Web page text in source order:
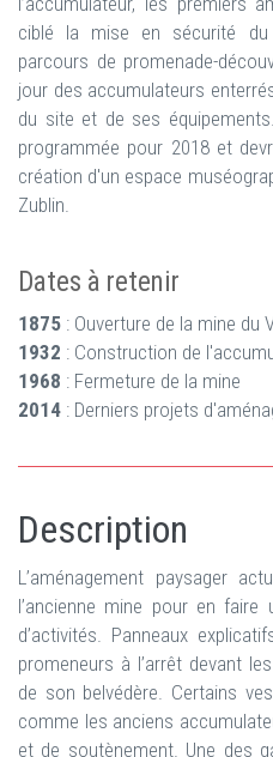
ciblé la mise en sécurité
parcours de promenade-
jour des accumulateurs
du site et de ses
programmée pour 2018 et
création d'un espace
Zublin.
Dates à retenir
1875 : Ouverture de la mine du
1932 : Construction de
1968 : Fermeture de la mine
2014 : Derniers projets
Description
L’aménagement paysager
l’ancienne mine pour en
d’activités. Panneaux
promeneurs à l’arrêt devant
de son belvédère. Certains
comme les anciens
et de soutènement. Une des